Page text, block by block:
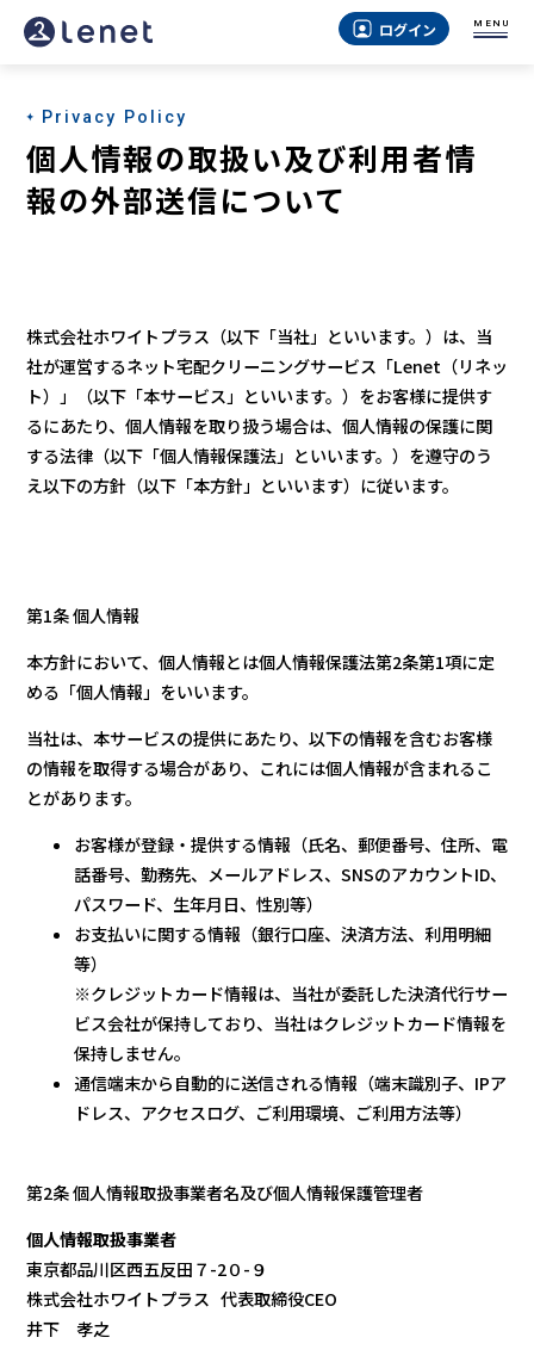
ログイン MENU
Privacy Policy
個人情報の取扱い及び利用者情
報の外部送信について
株式会社ホワイトプラス（以下「当社」といいます。）は、当
社が運営するネット宅配クリーニングサービス「Lenet（リネッ
ト）」（以下「本サービス」といいます。）をお客様に提供す
るにあたり、個人情報を取り扱う場合は、個人情報の保護に関
する法律（以下「個人情報保護法」といいます。）を遵守のう
え以下の方針（以下「本方針」といいます）に従います。
第1条 個人情報
本方針において、個人情報とは個人情報保護法第2条第1項に定
める「個人情報」をいいます。
当社は、本サービスの提供にあたり、以下の情報を含むお客様
の情報を取得する場合があり、これには個人情報が含まれるこ
とがあります。
お客様が登録・提供する情報（氏名、郵便番号、住所、電
話番号、勤務先、メールアドレス、SNSのアカウントID、
パスワード、生年月日、性別等）
お支払いに関する情報（銀行口座、決済方法、利用明細
等）
※クレジットカード情報は、当社が委託した決済代行サー
ビス会社が保持しており、当社はクレジットカード情報を
保持しません。
通信端末から自動的に送信される情報（端末識別子、IPア
ドレス、アクセスログ、ご利用環境、ご利用方法等）
第2条 個人情報取扱事業者名及び個人情報保護管理者
個人情報取扱事業者
東京都品川区西五反田７-2０-９
株式会社ホワイトプラス 代表取締役CEO
井下 孝之